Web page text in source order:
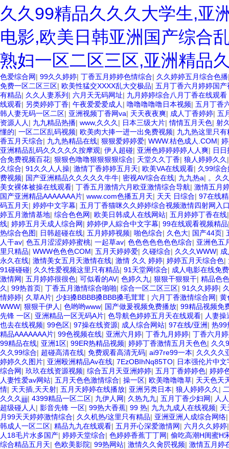
久久99精品久久久大学生,亚
电影,欧美日韩亚洲国产综合
熟妇一区二区三区,亚洲精品
色爱综合网| 99久久婷婷| 丁香五月婷婷色情综合| 久久婷婷五月综合色播
免费一区二区三区| 欧美性猛交XXXX乱大交极品| 五月丁香六月婷婷国产
有精品| 久久人妻系列 | 六月天无码网址| 九月婷婷综合八月丁香在线观看
线观看| 另类婷婷丁香| 午夜爱爱爱成人 | 噜噜噜噜噜日本视频| 五月丁香
韩人妻无码一区二区| 亚洲视频丁香网va| 天天夜夜爽| 成人丁香婷婷| 五
资源人人 | 九九精品热播| www,久久久 | 日本三级大片|情情五月天色| 射
懂的| 一区二区乱码视频| 欧美肉大捧一进一出免费视频| 九九热这里只有
香五月天综合| 九九热精品在线| 狠狠爱婷婷爱| WWW.桔色成人.COM|
亚洲精品乱码久久久久久按摩观| 伊人超碰| 亚洲色婷婷婷婷人人爽| 日
合免费视频百花| 狠狠色噜噜狠狠狠狠综合| 天堂久久丁香| 狼人婷婷久久
久综合| 91久久人人操| 激情丁香婷婷五月天| 欧美VA在线观看| 久99综
费视频| 国产亚洲精品久久久久久牛牛| 密视AV综合在线| 九九热a| 。久
美女裸体被操在线观看| 丁香五月激情六月欧亚激情综合导航| 激情五月
国产亚洲精品AAAAAAA片| www.com色播五月天| 天天 日综合| 97在线
码五月天| 婷婷中文字幕| 五月丁香猫咪久久婷婷综合视频激情四射网入
婷五月激情基地| 综合色色网| 欧美日韩成人在线网站| 五月婷婷丁香在线
线| 婷婷五月天成人综合网| 婷婷伊人綜合中文字幕| 99在线观看视频精品
热综合色图| 日韩超碰在线| 五月婷婷视频| 啪色综合| 久色大| 国产44页|
人干av| 色五月涩涩婷婷蜜桃| 一起草av| 色色色色色色色综合| 亚洲色五
里只精品| WWW色色色COM| 五月天婷婷爱| 久碰综合| 久久久WWW|
永久在线| 激情美女五月天激情在线| 激情 久久 婷婷| 婷婷五月天综合色|
91碰碰碰| 久久性爱视频这里只有精品| 91天堂网综合| 成人电影在线免
激情网| 五月婷婷很很色| 可似看的AV| 色婷久九| 狠狠干狠狠干| 精品色
久 | 99热首页| 丁香五月激情综合啪啪| 综合一区二区三区| 91久久婷婷|
情婷婷| 久草A片| 少妇搡BBBB搡BBB搡毛茸茸 | 六月丁香激情综合网| 黄
WWW| 狠狠干伊人 | 色哟哟www| 国产做爰视频免费播放| 99精品视频免
先锋 一区| 亚洲精品一区无码A片| 色导航色婷婷五月天在线观看| 人妻操
也去在线视频| 99色区| 97操在线资源| 成人综合网站| 97在线/亚洲| 热99
精品AAAAAAA片| 99色视频在线| 亚洲六月婷| 丁香九月婷婷| 丁香六月
99精品在线| 亚洲1区| 99ER热精品视频| 婷婷丁香激情五月天色色| 久久
久久99综合| 超碰高清在线| 免费观看高清无码| ai97re99一本| 久久久久
婷婷久久图片| 亚洲殴洲精品Av在线| 7EzOBIhNq85TO| 日本强伦片中
综合网| 玖玖在线资源视频| 综合五月天亚洲婷婷| 五月丁香婷婷色| 婷婷
人妻性爱av网站| 五月天色色激情综合| 操一区| 欧美噜噜噜草| 天天色天
情| 天天插,天天射| 五月天婷婷在线播放| 亚洲另类日本| 狼人婷婷久久 |
久久久jjjj| 4399精品一区二区| 九伊人网| 久热九九| 五月丁香少妇网| 人
超级碰人人 | 影音先锋 一区| 99热大香蕉| 99 热| 九九九成人在线视频| 天
月99天天婷婷激情综合| 久久机热/这里只有精品| 亚洲亚洲人成综合网络
韩成人一区二区| 精品九九在线观看| 五月开心深爱激情网| 六月久久婷婷
人18毛片水多国产| 婷婷天堂综合| 色婷婷香蕉丁丁网| 偷吃高潮H闺蜜H
综合精品五月天| 色欧美影院| 99热网站| 激情久久肏屄视频| 激情五月婷